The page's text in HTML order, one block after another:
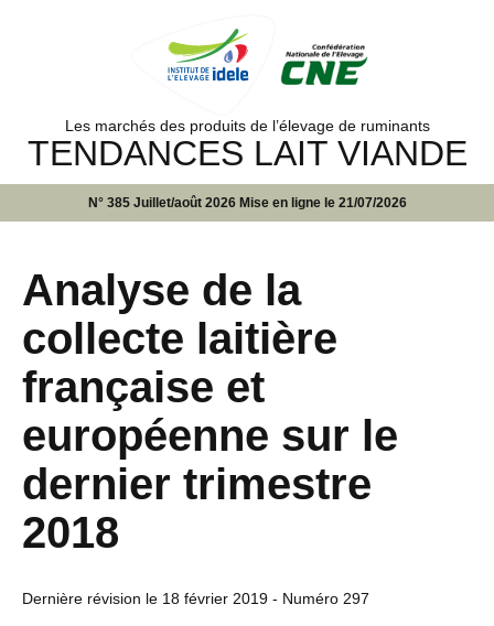
Les marchés des produits de l’élevage de ruminants
TENDANCES LAIT VIANDE
N° 385 Juillet/août 2026 Mise en ligne le 21/07/2026
Analyse de la
collecte laitière
française et
européenne sur le
dernier trimestre
2018
Dernière révision le 18 février 2019 - Numéro 297